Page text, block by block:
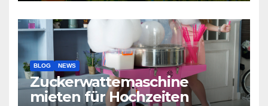
BLOG NEWS
Zuckerwattemaschine
mieten für Hochzeiten